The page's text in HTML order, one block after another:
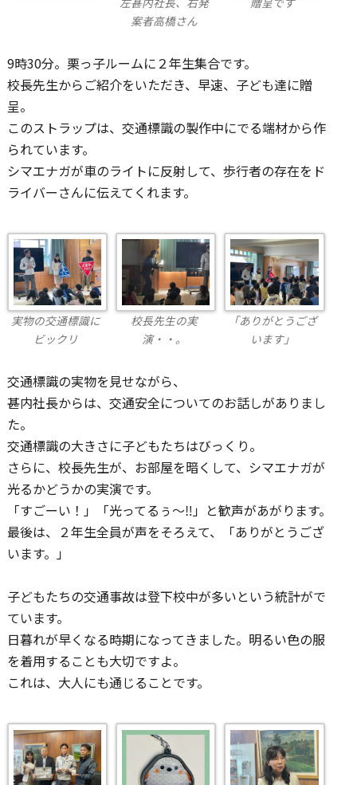
案者高橋さん
9時30分。栗っ子ルームに２年生集合です。
校長先生からご紹介をいただき、早速、子ども達に贈
呈。
このストラップは、交通標識の製作中にでる端材から作
られています。
シマエナガが車のライトに反射して、歩行者の存在をド
ライバーさんに伝えてくれます。
実物の交通標識に
ビックリ
校長先生の実
演・・。
「ありがとうござ
います」
交通標識の実物を見せながら、
甚内社長からは、交通安全についてのお話しがありまし
た。
交通標識の大きさに子どもたちはびっくり。
さらに、校長先生が、お部屋を暗くして、シマエナガが
光るかどうかの実演です。
「すごーい！」「光ってるぅ〜‼︎」と歓声があがります。
最後は、２年生全員が声をそろえて、「ありがとうござ
います。」
子どもたちの交通事故は登下校中が多いという統計がで
ています。
日暮れが早くなる時期になってきました。明るい色の服
を着用することも大切ですよ。
これは、大人にも通じることです。